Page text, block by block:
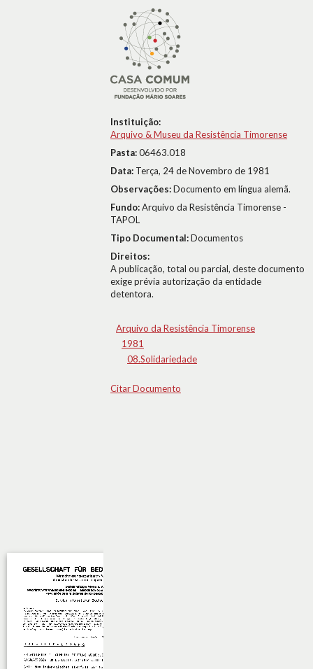
Instituição:
Arquivo & Museu da Resistência Timorense
Pasta:06463.018
Data: Terça, 24 de Novembro de 1981
Observações:Documento em língua alemã.
Fundo:Arquivo da Resistência Timorense -
TAPOL
Tipo Documental:Documentos
Direitos:
A publicação, total ou parcial, deste documento
exige prévia autorização da entidade
detentora.
Arquivo da Resistência Timorense
1981
08.Solidariedade
Citar Documento